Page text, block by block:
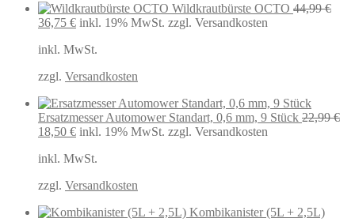
Wildkrautbürste OCTO 44,99€
Ursprünglicher
war:
36,75 €Aktueller
ist:
inkl. 19% MwSt. zzgl. Versandkosten
inkl. MwSt.
zzgl. Versandkosten
Ersatzmesser Automower Standart, 0,6 mm, 9 Stück 22,99€
Ursprünglicher
war:
18,50 €Aktueller
ist:
inkl. 19% MwSt. zzgl. Versandkosten
inkl. MwSt.
zzgl. Versandkosten
Kombikanister (5L + 2,5L)